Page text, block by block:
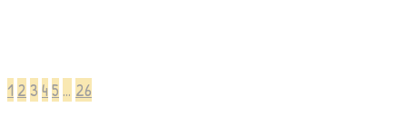
1 2 345 … 26